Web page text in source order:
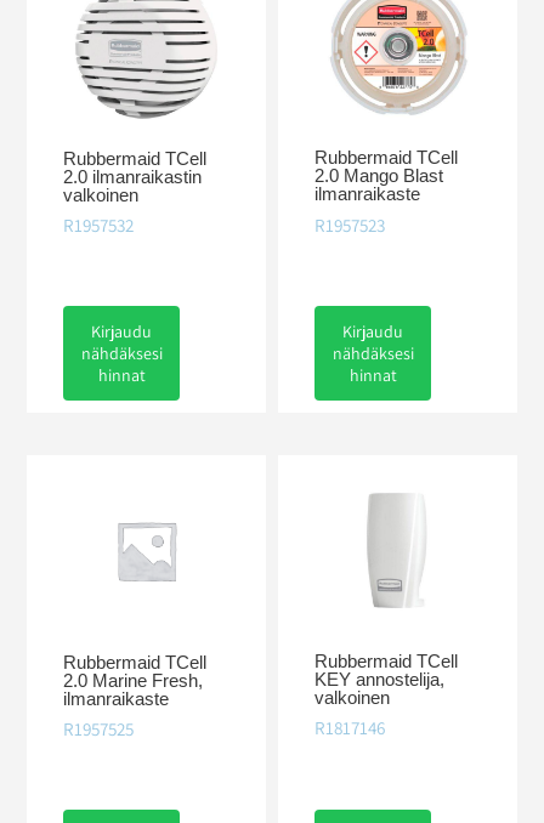
Rubbermaid TCell
2.0 ilmanraikastin
valkoinen
R1957532
Kirjaudu
nähdäksesi
hinnat
Rubbermaid TCell
2.0 Mango Blast
ilmanraikaste
R1957523
Kirjaudu
nähdäksesi
hinnat
Rubbermaid TCell
2.0 Marine Fresh,
ilmanraikaste
R1957525
Rubbermaid TCell
KEY annostelija,
valkoinen
R1817146